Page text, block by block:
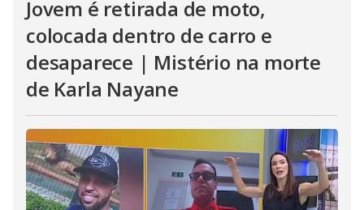
Jovem é retirada de moto,
colocada dentro de carro e
desaparece | Mistério na morte
de Karla Nayane